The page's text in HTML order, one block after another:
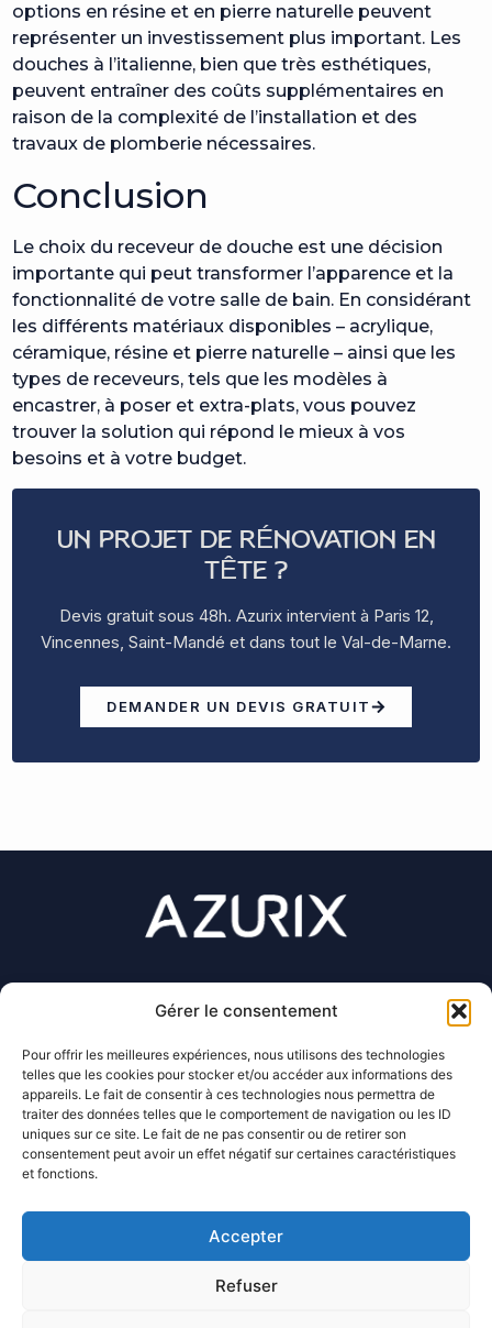
Gérer le consentement
Pour offrir les meilleures expériences, nous utilisons des technologies
telles que les cookies pour stocker et/ou accéder aux informations des
appareils. Le fait de consentir à ces technologies nous permettra de
traiter des données telles que le comportement de navigation ou les ID
uniques sur ce site. Le fait de ne pas consentir ou de retirer son
consentement peut avoir un effet négatif sur certaines caractéristiques
et fonctions.
Accepter
Refuser
options en résine et en pierre naturelle peuvent
représenter un investissement plus important. Les
douches à l’italienne, bien que très esthétiques,
peuvent entraîner des coûts supplémentaires en
raison de la complexité de l’installation et des
travaux de plomberie nécessaires.
Conclusion
Le choix du receveur de douche est une décision
importante qui peut transformer l’apparence et la
fonctionnalité de votre salle de bain. En considérant
les différents matériaux disponibles – acrylique,
céramique, résine et pierre naturelle – ainsi que les
types de receveurs, tels que les modèles à
encastrer, à poser et extra-plats, vous pouvez
trouver la solution qui répond le mieux à vos
besoins et à votre budget.
UN PROJET DE RÉNOVATION EN
TÊTE ?
Devis gratuit sous 48h. Azurix intervient à Paris 12,
Vincennes, Saint-Mandé et dans tout le Val-de-Marne.
DEMANDER UN DEVIS GRATUIT
07 56 27 99 35
contact@azurix.fr
128 rue de la Boétie